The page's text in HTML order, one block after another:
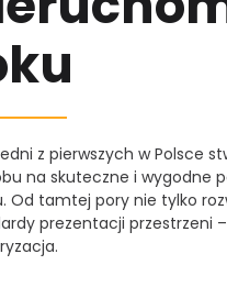
KU
z pierwszych w Polsce
na skuteczne i wygodne
Od tamtej pory nie tylko
prezentacji przestrzeni